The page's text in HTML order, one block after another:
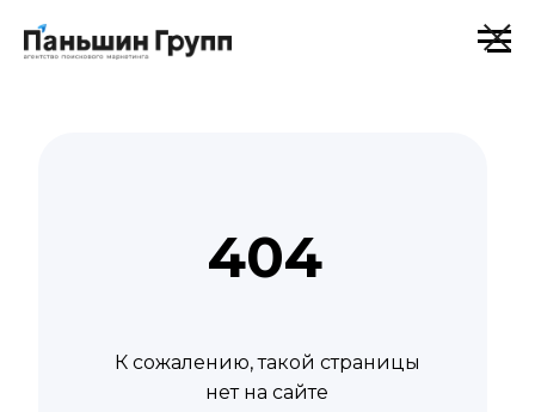
404
К сожалению, такой страницы
нет на сайте